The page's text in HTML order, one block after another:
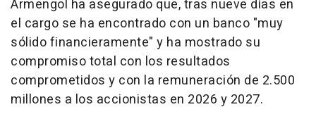
Armengol ha asegurado que, tras nueve días en
el cargo se ha encontrado con un banco "muy
sólido financieramente" y ha mostrado su
compromiso total con los resultados
comprometidos y con la remuneración de 2.500
millones a los accionistas en 2026 y 2027.